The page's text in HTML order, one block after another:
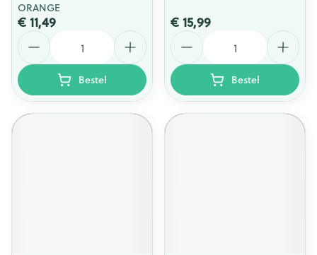
ORANGE
€ 11,49
Bestel
€ 15,99
Aantal
Bestel